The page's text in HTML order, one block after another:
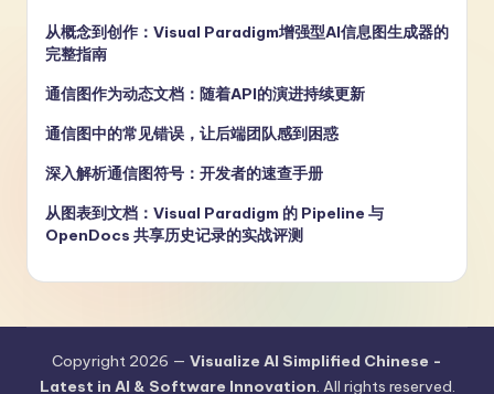
从概念到创作：Visual Paradigm增强型AI信息图生成器的
完整指南
通信图作为动态文档：随着API的演进持续更新
通信图中的常见错误，让后端团队感到困惑
深入解析通信图符号：开发者的速查手册
从图表到文档：Visual Paradigm 的 Pipeline 与
OpenDocs 共享历史记录的实战评测
Copyright 2026 — Visualize AI Simplified Chinese -
Latest in AI & Software Innovation. All rights reserved.